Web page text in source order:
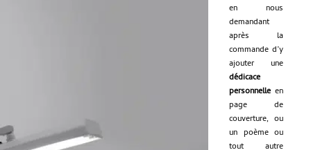
en nous
demandant
après la
commande d’y
ajouter une
dédicace
personnelle en
page de
couverture, ou
un poème ou
tout autre